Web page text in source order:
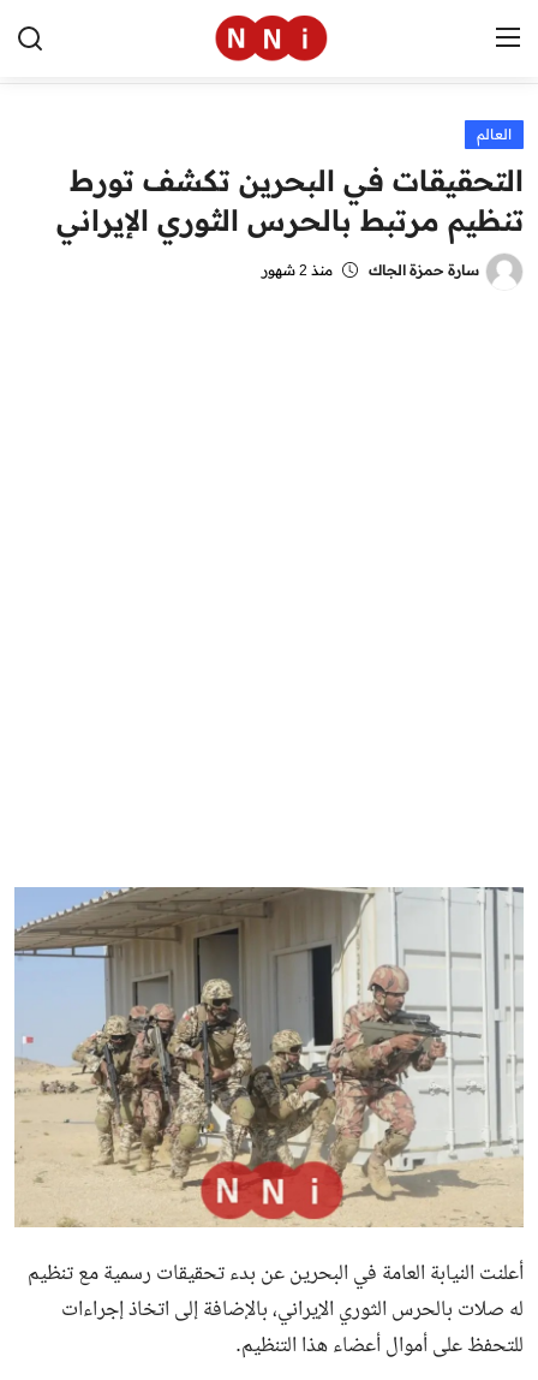
الرئيسية
اخبار مصر
العالم
العالم
التحقيقات في البحرين تكشف تورط
تنظيم مرتبط بالحرس الثوري الإيراني
سارة حمزة الجاك منذ 2 شهور
أعلنت النيابة العامة في البحرين عن بدء تحقيقات رسمية مع تنظيم
له صلات بالحرس الثوري الإيراني، بالإضافة إلى اتخاذ إجراءات
للتحفظ على أموال أعضاء هذا التنظيم.